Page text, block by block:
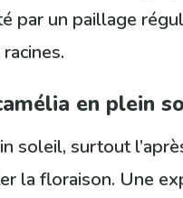
par un paillage
en plein
soleil, surtout
la floraison. Une